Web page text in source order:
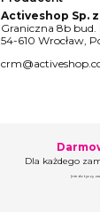
Activeshop Sp.
Graniczna 8b bud.
54-610 Wrocław,
Dla każdego
(nie dotyczy